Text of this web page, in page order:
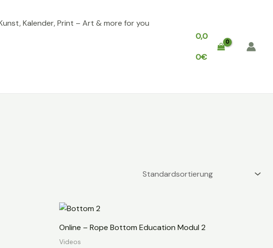
Kalender, Print – Art & more for you
0,0
0€
Online – Rope Bottom Education Modul 2
Videos